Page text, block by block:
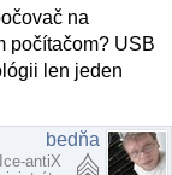
na
počítačom? USB
len jeden
bedňa
antiX